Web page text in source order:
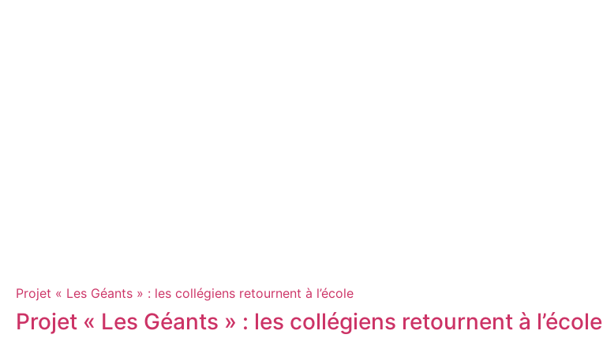
Projet « Les Géants » : les collégiens retournent à l’école
Projet « Les Géants » : les collégiens retournent à l’école